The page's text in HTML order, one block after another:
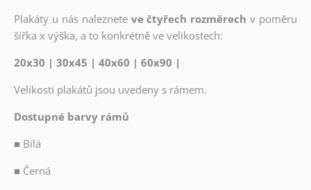
Plakáty u nás naleznete ve čtyřech rozměrech v poměru
šířka x výška, a to konkrétně ve velikostech:
20x30 | 30x45 | 40x60 | 60x90 |
Velikosti plakátů jsou uvedeny s rámem.
Dostupné barvy rámů
■ Bílá
■ Černá